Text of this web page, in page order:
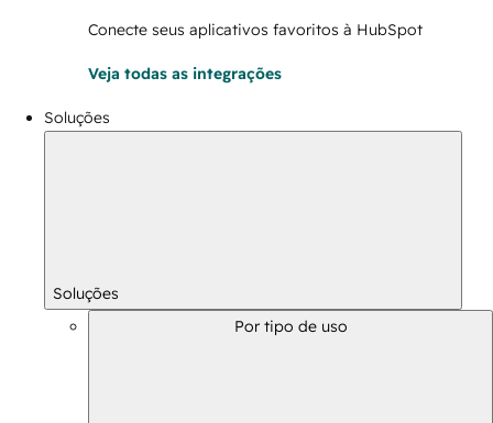
Conecte seus aplicativos favoritos à HubSpot
Veja todas as integrações
Soluções
Soluções
Por tipo de uso